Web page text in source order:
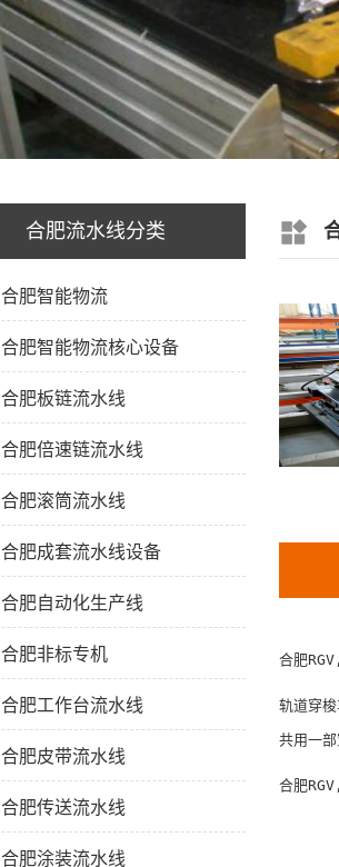
合肥流水线分类
合肥智能物流
合肥智能物流核心设备
合肥板链流水线
合肥倍速链流水线
合肥滚筒流水线
合肥成套流水线设备
合肥自动化生产线
合肥非标专机
合肥工作台流水线
合肥皮带流水线
合肥传送流水线
合肥涂装流水线
合肥
轨道穿
共用一
合肥